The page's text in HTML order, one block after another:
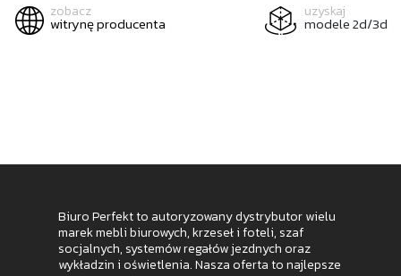
zobacz
witrynę producenta
uzyskaj
modele 2d/3d
Biuro Perfekt to autoryzowany dystrybutor wielu
marek mebli biurowych, krzeseł i foteli, szaf
socjalnych, systemów regałów jezdnych oraz
wykładzin i oświetlenia. Nasza oferta to najlepsze